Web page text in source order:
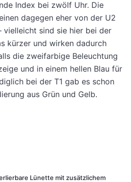
Index bei zwölf Uhr. Die
dagegen eher von der U2
vielleicht sind sie hier bei der
kürzer und wirken dadurch
die zweifarbige Beleuchtung
und in einem hellen Blau für
bei der T1 gab es schon
aus Grün und Gelb.
Lünette mit zusätzlichem